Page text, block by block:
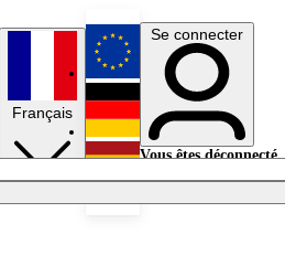
Français
English
Deutsch
Se connecter
Vous êtes déconnecté.